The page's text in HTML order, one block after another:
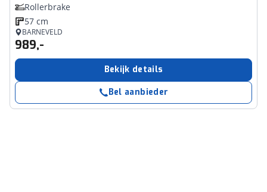
Rollerbrake
57 cm
BARNEVELD
989,-
Bekijk details
Bel aanbieder